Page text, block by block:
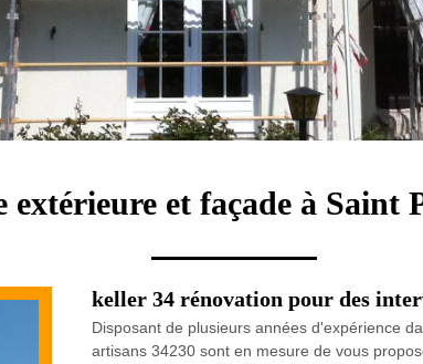
et façade à Saint
keller 34 rénovation pour des
Disposant de plusieurs années d'expérience
artisans 34230 sont en mesure de vous